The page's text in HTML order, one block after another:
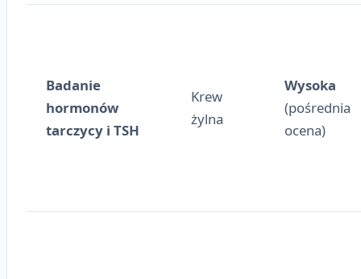
Badanie
hormonów
tarczycy i TSH
Krew
żylna
Wysoka
(pośrednia
ocena)